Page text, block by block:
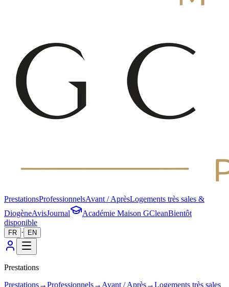
PrestationsProfessionnelsAvant / AprèsLogements très sales &
DiogèneAvisJournal Académie Maison GCleanBientôt
disponible
FR · EN
Prestations
Prestations→Professionnels→ Avant / Après→Logements très sales